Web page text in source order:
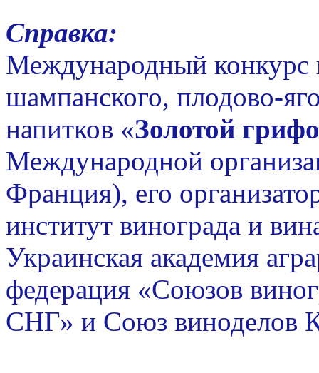
Справка:
Международный конкурс
шампанского, плодово-
напитков «Золотой
Международной
Франция), его
институт винограда и
Украинская академия
федерация «Союзов
СНГ» и Союз виноделов